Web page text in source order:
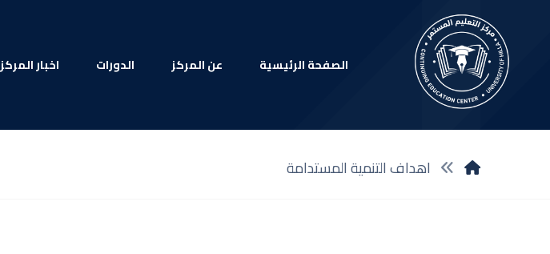
الصفحة الرئيسية عن المركز الدورات اخبار المركز
اهداف التنمية المستدامة